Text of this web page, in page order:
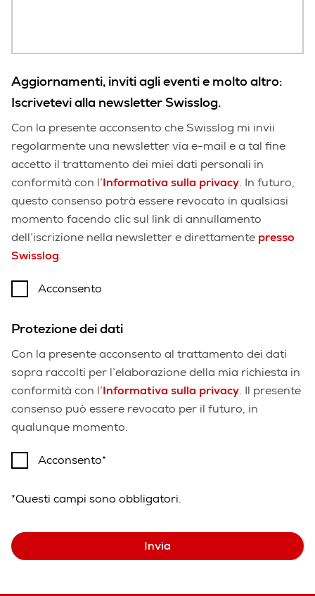
Aggiornamenti, inviti agli eventi e molto altro:
Iscrivetevi alla newsletter Swisslog.
Con la presente acconsento che Swisslog mi invii
regolarmente una newsletter via e-mail e a tal fine
accetto il trattamento dei miei dati personali in
conformità con l’Informativa sulla privacy. In futuro,
questo consenso potrà essere revocato in qualsiasi
momento facendo clic sul link di annullamento
dell’iscrizione nella newsletter e direttamente presso
Swisslog.
Acconsento
Protezione dei dati
Con la presente acconsento al trattamento dei dati
sopra raccolti per l’elaborazione della mia richiesta in
conformità con l’Informativa sulla privacy. Il presente
consenso può essere revocato per il futuro, in
qualunque momento.
Acconsento
*Questi campi sono obbligatori.
Invia